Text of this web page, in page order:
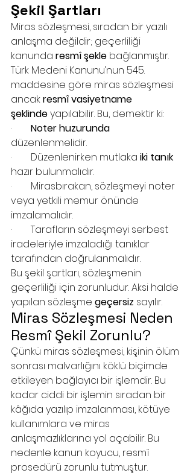
Şekil Şartları
Miras sözleşmesi, sıradan bir yazılı
anlaşma değildir; geçerliliği
kanunda resmî şekle bağlanmıştır.
Türk Medeni Kanunu’nun 545.
maddesine göre miras sözleşmesi
ancak resmî vasiyetname
şeklinde yapılabilir. Bu, demektir ki:
· Noter huzurunda
düzenlenmelidir.
·        Düzenlenirken mutlaka iki tanık
hazır bulunmalıdır.
·        Mirasbırakan, sözleşmeyi noter
veya yetkili memur önünde
imzalamalıdır.
·        Tarafların sözleşmeyi serbest
iradeleriyle imzaladığı tanıklar
tarafından doğrulanmalıdır.
Bu şekil şartları, sözleşmenin
geçerliliği için zorunludur. Aksi halde
yapılan sözleşme geçersiz sayılır.
Miras Sözleşmesi Neden
Resmî Şekil Zorunlu?
Çünkü miras sözleşmesi, kişinin ölüm
sonrası malvarlığını köklü biçimde
etkileyen bağlayıcı bir işlemdir. Bu
kadar ciddi bir işlemin sıradan bir
kâğıda yazılıp imzalanması, kötüye
kullanımlara ve miras
anlaşmazlıklarına yol açabilir. Bu
nedenle kanun koyucu, resmî
prosedürü zorunlu tutmuştur.